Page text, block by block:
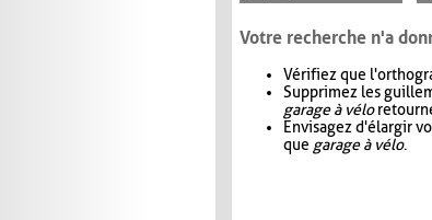
Votre recherche n'a
Vérifiez que
Supprimez les
garage à vélo
Envisagez d'élargir
que garage à vélo.